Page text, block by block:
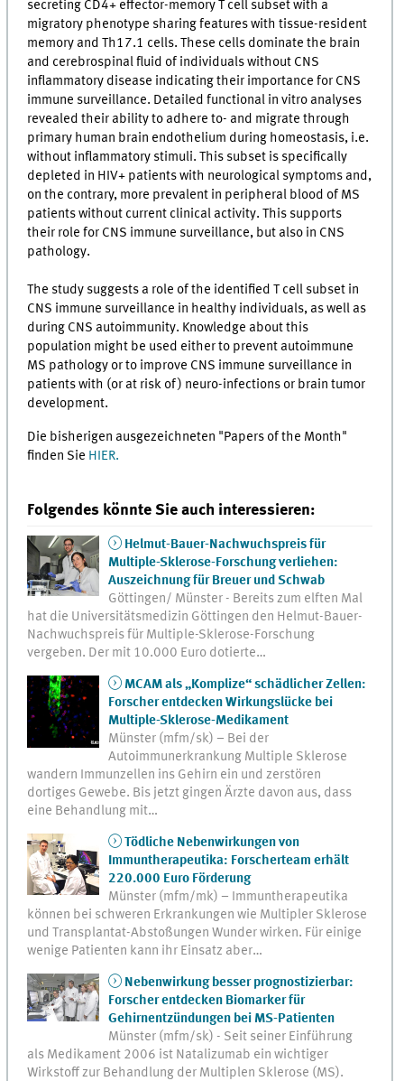
secreting CD4+ effector-memory T cell subset with a
migratory phenotype sharing features with tissue-resident
memory and Th17.1 cells. These cells dominate the brain
and cerebrospinal fluid of individuals without CNS
inflammatory disease indicating their importance for CNS
immune surveillance. Detailed functional in vitro analyses
revealed their ability to adhere to- and migrate through
primary human brain endothelium during homeostasis, i.e.
without inflammatory stimuli. This subset is specifically
depleted in HIV+ patients with neurological symptoms and,
on the contrary, more prevalent in peripheral blood of MS
patients without current clinical activity. This supports
their role for CNS immune surveillance, but also in CNS
pathology.
The study suggests a role of the identified T cell subset in
CNS immune surveillance in healthy individuals, as well as
during CNS autoimmunity. Knowledge about this
population might be used either to prevent autoimmune
MS pathology or to improve CNS immune surveillance in
patients with (or at risk of) neuro-infections or brain tumor
development.
Die bisherigen ausgezeichneten "Papers of the Month"
finden Sie HIER.
Folgendes könnte Sie auch interessieren:
Helmut-Bauer-Nachwuchspreis für
Multiple-Sklerose-Forschung verliehen:
Auszeichnung für Breuer und Schwab
Göttingen/ Münster - Bereits zum elften Mal
hat die Universitätsmedizin Göttingen den Helmut-Bauer-
Nachwuchspreis für Multiple-Sklerose-Forschung
vergeben. Der mit 10.000 Euro dotierte…
MCAM als „Komplize“ schädlicher Zellen:
Forscher entdecken Wirkungslücke bei
Multiple-Sklerose-Medikament
Münster (mfm/sk) – Bei der
Autoimmunerkrankung Multiple Sklerose
wandern Immunzellen ins Gehirn ein und zerstören
dortiges Gewebe. Bis jetzt gingen Ärzte davon aus, dass
eine Behandlung mit…
Tödliche Nebenwirkungen von
Immuntherapeutika: Forscherteam erhält
220.000 Euro Förderung
Münster (mfm/mk) – Immuntherapeutika
können bei schweren Erkrankungen wie Multipler Sklerose
und Transplantat-Abstoßungen Wunder wirken. Für einige
wenige Patienten kann ihr Einsatz aber…
Nebenwirkung besser prognostizierbar:
Forscher entdecken Biomarker für
Gehirnentzündungen bei MS-Patienten
Münster (mfm/sk) - Seit seiner Einführung
als Medikament 2006 ist Natalizumab ein wichtiger
Wirkstoff zur Behandlung der Multiplen Sklerose (MS).